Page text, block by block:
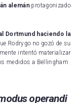
alemán protagonizado
Dortmund haciendo la
Rodrygo no gozó de su
intentó materializar
medidos a Bellingham
operandi